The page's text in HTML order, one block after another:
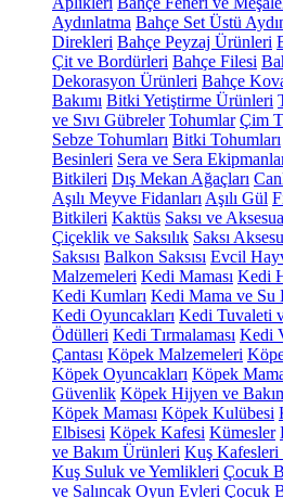
Aydınlatma Bahçe Set Üstü
Direkleri Bahçe Peyzaj Ürünleri
Çit ve Bordürleri Bahçe Filesi
Dekorasyon Ürünleri Bahçe
Bakımı Bitki Yetiştirme Ürünleri
ve Sıvı Gübreler Tohumlar Çim
Sebze Tohumları Bitki Tohumları
Besinleri Sera ve Sera
Bitkileri Dış Mekan Ağaçları
Aşılı Meyve Fidanları Aşılı Gül
Bitkileri Kaktüs Saksı ve
Çiçeklik ve Saksılık Saksı
Saksısı Balkon Saksısı Evcil
Malzemeleri Kedi Maması Kedi
Kedi Kumları Kedi Mama ve Su
Kedi Oyuncakları Kedi Tuvaleti
Ödülleri Kedi Tırmalaması Kedi
Çantası Köpek Malzemeleri
Köpek Oyuncakları Köpek
Güvenlik Köpek Hijyen ve
Köpek Maması Köpek Kulübesi
Elbisesi Köpek Kafesi Kümesler
ve Bakım Ürünleri Kuş Kafesleri
Kuş Suluk ve Yemlikleri Çocuk
ve Salıncak Oyun Evleri Çocuk